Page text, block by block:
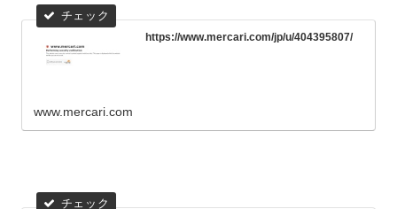
https://www.mercari.com/jp/u/404395807/
www.mercari.com